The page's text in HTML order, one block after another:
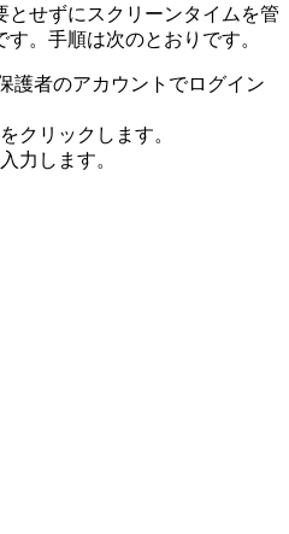
とせずにスクリーンタイムを管
。手順は次のとおりです。
護者のアカウントでログイン
クリックします。
力します。